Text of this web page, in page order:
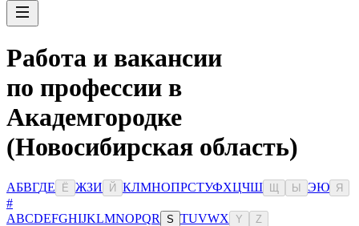
Работа и вакансии
по профессии в
Академгородке
(Новосибирская область)
АБВГДЕ Ё ЖЗИ Й КЛМНОПРСТУФХЦЧШ Ы ЭЮ Я
#
ABCDEFGHIJKLMNOPQR S TUVWX Y Z